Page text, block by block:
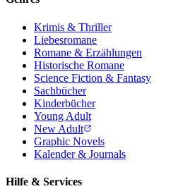
Krimis & Thriller
Liebesromane
Romane & Erzählungen
Historische Romane
Science Fiction & Fantasy
Sachbücher
Kinderbücher
Young Adult
New Adult
Graphic Novels
Kalender & Journals
Hilfe & Services